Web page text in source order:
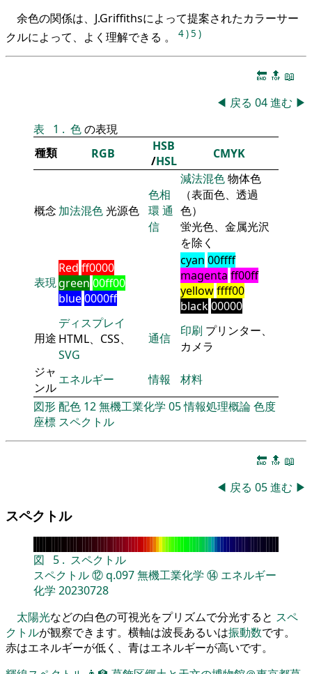
余色の関係は、J.Griffithsによって提案されたカラーサー
クルによって、よく理解できる 。
4)5 )
🔚 🔝 📖
◀ 戻る 04進む ▶
表
1 . 色の表現
種類
RGB
HSB
/HSL CMYK
概念 加法混色光源色
色相
環 通
信
減法混色物体色
（表面色、透過
色）
蛍光色、金属光沢
を除く
表現
Red ff0000
green 00ff00
blue0000ff
cyan 00ffff
magenta ff00ff
yellowffff00
black00000
用途
ディスプレイ
HTML、CSS、
SVG
通信 印刷 プリンター、
カメラ
ジャ
ンル
エネルギー 情報
材料
図形配色 12無機工業化学 05情報処理概論色度
座標 スペクトル
🔚 🔝 📖
◀ 戻る 05進む ▶
スペクトル
図 5 . スペクトル
スペクトル⑫q.097無機工業化学 ⑭ エネルギー
化学 20230728
太陽光などの白色の可視光をプリズムで分光すると スペ
クトルが観察できます。横軸は波長あるいは振動数です。
赤はエネルギーが低く、青はエネルギーが高いです。